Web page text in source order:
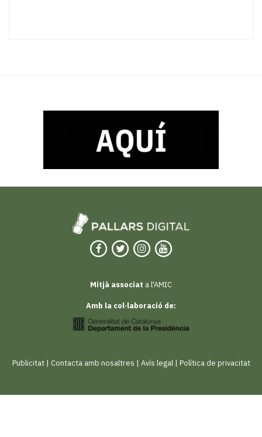
Mitjà associat a l'AMIC
Amb la col·laboració de:
Publicitat| Contacta amb nosaltres | Avís legal| Política de privacitat